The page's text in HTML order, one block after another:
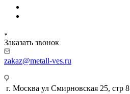
Заказать звонок
zakaz@metall-ves.ru
г. Москва ул Смирновская 25, стр 8